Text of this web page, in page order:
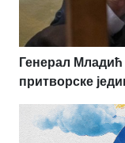
Генерал
притворске